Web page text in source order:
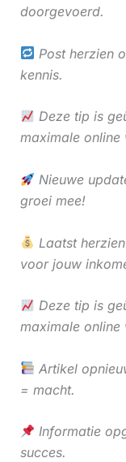
doorgevoerd.
Post herzien
kennis.
Deze tip is
maximale online
Nieuwe
groei mee!
Laatst
voor jouw
Deze tip is
maximale online
Artikel
= macht.
Informatie
succes.